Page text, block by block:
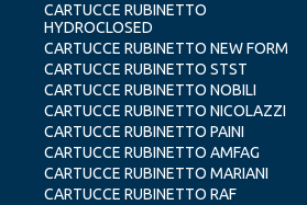
CARTUCCE RUBINETTO
HYDROCLOSED
CARTUCCE RUBINETTO NEW FORM
CARTUCCE RUBINETTO STST
CARTUCCE RUBINETTO NOBILI
CARTUCCE RUBINETTO NICOLAZZI
CARTUCCE RUBINETTO PAINI
CARTUCCE RUBINETTO AMFAG
CARTUCCE RUBINETTO MARIANI
CARTUCCE RUBINETTO RAF